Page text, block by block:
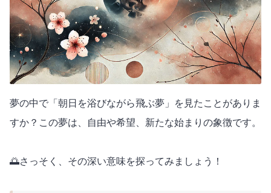
夢の中で「朝日を浴びながら飛ぶ夢」を見たことがありま
すか？この夢は、自由や希望、新たな始まりの象徴です。
🌅さっそく、その深い意味を探ってみましょう！